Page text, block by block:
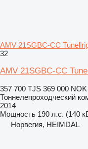
AMV 21SGBC-CC
32
AMV 21SGBC-CC
357 700 TJS 369 000 NOK
Тоннелепроходческий
2014
Мощность 190 л.с. (140
Норвегия, HEIMDAL